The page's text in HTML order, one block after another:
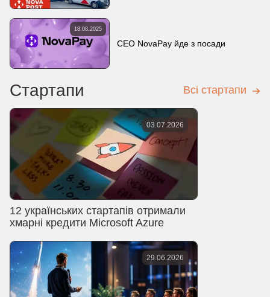
18.08.2025
CEO NovaPay йде з посади
Стартапи Всі стартапи
03.07.2026
12 українських стартапів отримали
хмарні кредити Microsoft Azure
29.06.2026